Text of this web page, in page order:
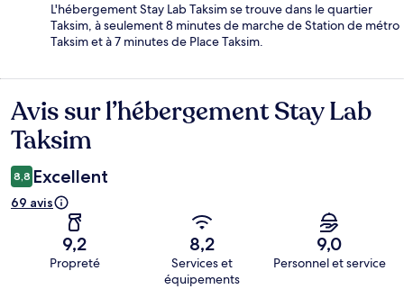
L'hébergement Stay Lab Taksim se trouve dans le quartier
Taksim, à seulement 8 minutes de marche de Station de métro
Taksim et à 7 minutes de Place Taksim.
Avis
Avis sur l’hébergement Stay Lab
Taksim
8,8 Excellent
69 avis
9,2
Propreté
8,2
Services et
équipements
9,0
Personnel et service